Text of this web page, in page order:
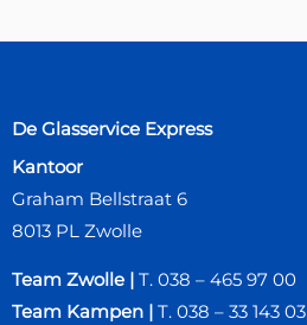
De Glasservice Express
Kantoor
Graham Bellstraat 6
8013 PL Zwolle
Team Zwolle | T. 038 – 465 97 00
Team Kampen | T. 038 – 33 143 03